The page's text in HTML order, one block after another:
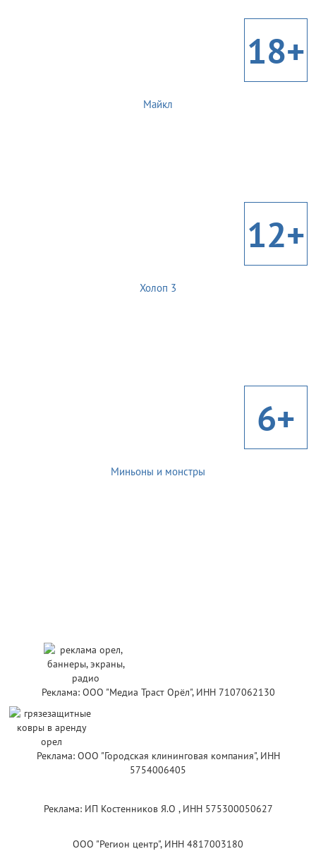
18+
Майкл
12+
Холоп 3
6+
Миньоны и монстры
Реклама: ООО "Медиа Траст Орёл", ИНН 7107062130
Реклама: ООО "Городская клининговая компания", ИНН
5754006405
Реклама: ИП Костенников Я.О , ИНН 575300050627
ООО "Регион центр", ИНН 4817003180